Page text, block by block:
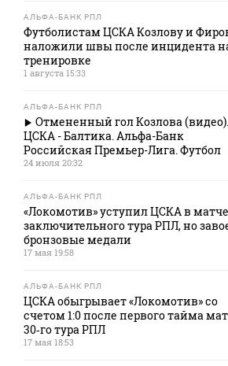
АЛЬФА-БАНК РПЛ
Футболистам ЦСКА Козлову и
наложили швы после инцидента
тренировке
1 августа 15:33
АЛЬФА-БАНК РПЛ
Отмененный гол Козлова (видео).
ЦСКА - Балтика. Альфа-Банк
Российская Премьер-Лига. Футбол
24 июля 20:32
АЛЬФА-БАНК РПЛ
«Локомотив» уступил ЦСКА в матче
заключительного тура РПЛ, но
бронзовые медали
17 мая 19:58
АЛЬФА-БАНК РПЛ
ЦСКА обыгрывает «Локомотив» со
счетом 1:0 после первого тайма
30‑го тура РПЛ
17 мая 18:53